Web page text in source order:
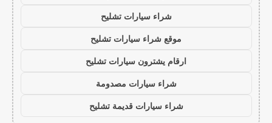
شراء سيارات تشليح
موقع شراء سيارات تشليح
ارقام يشترون سيارات تشليح
شراء سيارات مصدومة
شراء سيارات قديمة تشليح